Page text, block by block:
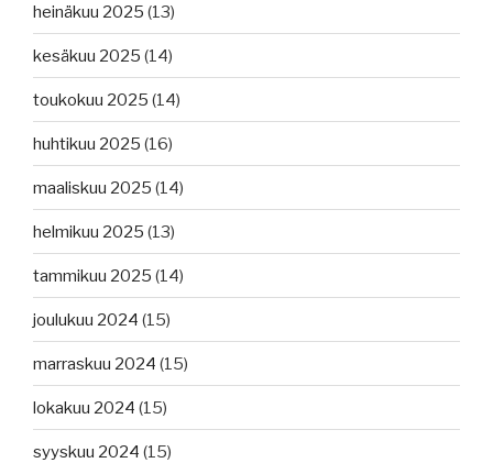
heinäkuu 2025 (13)
kesäkuu 2025 (14)
toukokuu 2025 (14)
huhtikuu 2025 (16)
maaliskuu 2025 (14)
helmikuu 2025 (13)
tammikuu 2025 (14)
joulukuu 2024 (15)
marraskuu 2024 (15)
lokakuu 2024 (15)
syyskuu 2024 (15)